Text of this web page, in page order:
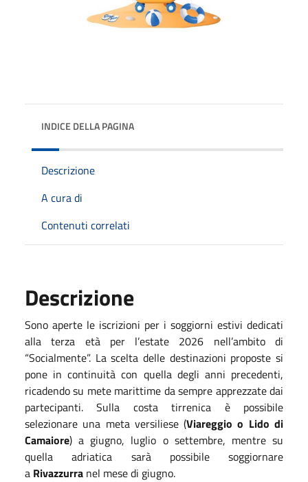
INDICE DELLA PAGINA
Descrizione
A cura di
Contenuti correlati
Descrizione
Sono aperte le iscrizioni per i soggiorni estivi dedicati
alla terza età per l’estate 2026 nell’ambito di
“Socialmente”. La scelta delle destinazioni proposte si
pone in continuità con quella degli anni precedenti,
ricadendo su mete marittime da sempre apprezzate dai
partecipanti. Sulla costa tirrenica è possibile
selezionare una meta versiliese (Viareggio o Lido di
Camaiore) a giugno, luglio o settembre, mentre su
quella adriatica sarà possibile soggiornare
a Rivazzurra nel mese di giugno.